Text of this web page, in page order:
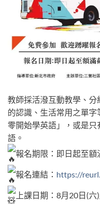
教師採活潑互動教學、
的認識、生活常用之單
零開始學英語」，或是
語。
報名期限：即日起至額
報名連結： https://
上課日期：8月20日(